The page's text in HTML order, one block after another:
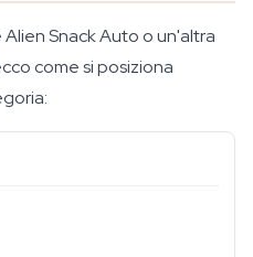
Snack Auto o un'altra
come si posiziona